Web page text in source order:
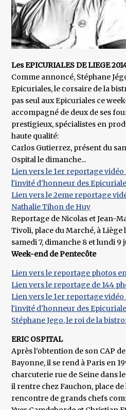
Les EPICURIALES DE LIEGE
Comme annoncé, Stéphane
Epicuriales, le corsaire de la
pas seul aux Epicuriales ce
accompagné de deux de ses
prestigieux, spécialistes en
haute qualité:
Carlos Gutierrez, présent du
Ospital le dimanche...
Lien vers le 1er reportage vidéo
l'invité d'honneur des
Lien vers le 2eme reportage
Nathalie Tihon de Huy
Reportage de Nicolas et Jean-
Tivoli, place du Marché, à Liège
samedi 7, dimanche 8 et lundi 9
Week-end de Pentecôte
Lien vers le reportage photos
Lien vers le reportage de 144
Lien vers le 1er reportage vidéo
l'invité d'honneur des
Stéphane Jego, le roi de la
ERIC OSPITAL
Après l’obtention de son CAP
Bayonne, il se rend à Paris en
charcuterie rue de Seine dans
il rentre chez Fauchon, place
rencontre de grands chefs